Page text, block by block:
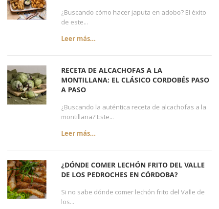
¿Buscando cómo hacer japuta en adobo? El éxito
de este...
Leer más...
RECETA DE ALCACHOFAS A LA
MONTILLANA: EL CLÁSICO CORDOBÉS PASO
A PASO
¿Buscando la auténtica receta de alcachofas a la
montillana? Este...
Leer más...
¿DÓNDE COMER LECHÓN FRITO DEL VALLE
DE LOS PEDROCHES EN CÓRDOBA?
Si no sabe dónde comer lechón frito del Valle de
los...